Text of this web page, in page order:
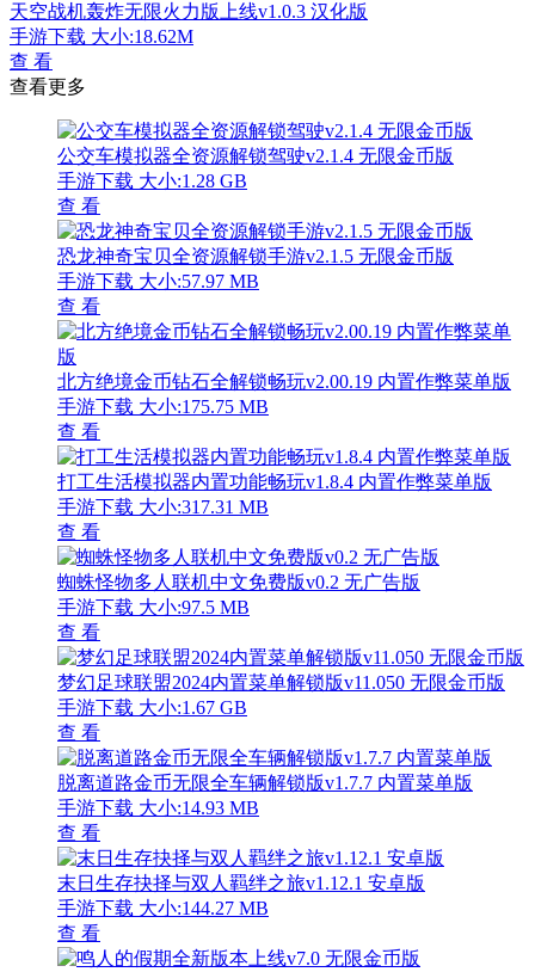
天空战机轰炸无限火力版上线v1.0.3 汉化版
手游下载 大小:18.62M
查 看
查看更多
公交车模拟器全资源解锁驾驶v2.1.4 无限金币版
手游下载 大小:1.28 GB
查 看
恐龙神奇宝贝全资源解锁手游v2.1.5 无限金币版
手游下载 大小:57.97 MB
查 看
北方绝境金币钻石全解锁畅玩v2.00.19 内置作弊菜单版
手游下载 大小:175.75 MB
查 看
打工生活模拟器内置功能畅玩v1.8.4 内置作弊菜单版
手游下载 大小:317.31 MB
查 看
蜘蛛怪物多人联机中文免费版v0.2 无广告版
手游下载 大小:97.5 MB
查 看
梦幻足球联盟2024内置菜单解锁版v11.050 无限金币版
手游下载 大小:1.67 GB
查 看
脱离道路金币无限全车辆解锁版v1.7.7 内置菜单版
手游下载 大小:14.93 MB
查 看
末日生存抉择与双人羁绊之旅v1.12.1 安卓版
手游下载 大小:144.27 MB
查 看